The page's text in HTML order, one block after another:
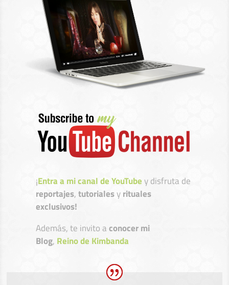
¡Entra a mi canal de YouTubey disfruta de
reportajes,tutorialesyrituales
exclusivos!
Además, te invito aconocer mi
Blog, Reino de Kimbanda